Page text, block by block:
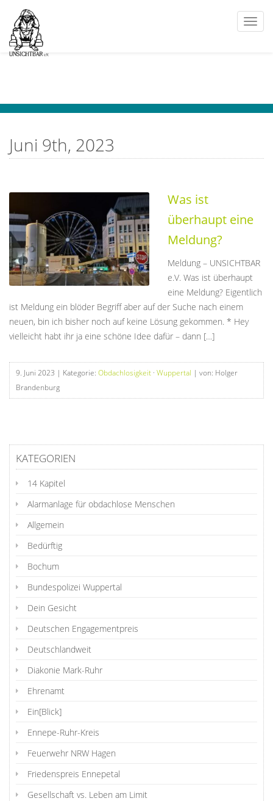
Juni 9th, 2023
Was ist
überhaupt eine
Meldung?
Meldung – UNSICHTBAR
e.V. Was ist überhaupt
eine Meldung? Eigentlich
ist Meldung ein blöder Begriff aber auf der Suche nach einem
neuen, bin ich bisher noch auf keine Lösung gekommen. * Hey
vielleicht habt ihr ja eine schöne Idee dafür – dann […]
9. Juni 2023 | Kategorie: Obdachlosigkeit · Wuppertal | von: Holger
Brandenburg
KATEGORIEN
14 Kapitel
Alarmanlage für obdachlose Menschen
Allgemein
Bedürftig
Bochum
Bundespolizei Wuppertal
Dein Gesicht
Deutschen Engagementpreis
Deutschlandweit
Diakonie Mark-Ruhr
Ehrenamt
Ein[Blick]
Ennepe-Ruhr-Kreis
Feuerwehr NRW Hagen
Friedenspreis Ennepetal
Gesellschaft vs. Leben am Limit